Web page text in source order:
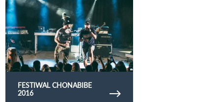
FESTIWAL CHONABIBE
2016